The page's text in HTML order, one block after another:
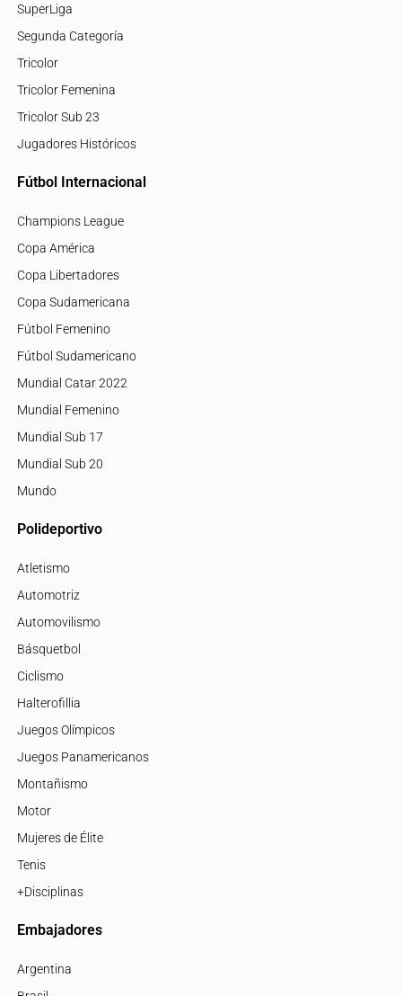
SuperLiga
Segunda Categoría
Tricolor
Tricolor Femenina
Tricolor Sub 23
Jugadores Históricos
Fútbol Internacional
Champions League
Copa América
Copa Libertadores
Copa Sudamericana
Fútbol Femenino
Fútbol Sudamericano
Mundial Catar 2022
Mundial Femenino
Mundial Sub 17
Mundial Sub 20
Mundo
Polideportivo
Atletismo
Automotriz
Automovilismo
Básquetbol
Ciclismo
Halterofillia
Juegos Olímpicos
Juegos Panamericanos
Montañismo
Motor
Mujeres de Élite
Tenis
+Disciplinas
Embajadores
Argentina